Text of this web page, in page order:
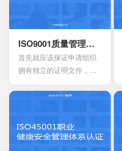
ISO9001质量管理体系认证
首先就应该保证申请组织
拥有独立的证明文件，其
者是已经年检的营业执
工艺的流程图以及工作原